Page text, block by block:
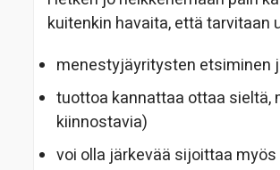
kuitenkin havaita, että tarvitaan
menestyjäyritysten etsiminen
tuottoa kannattaa ottaa sieltä,
kiinnostavia)
voi olla järkevää sijoittaa